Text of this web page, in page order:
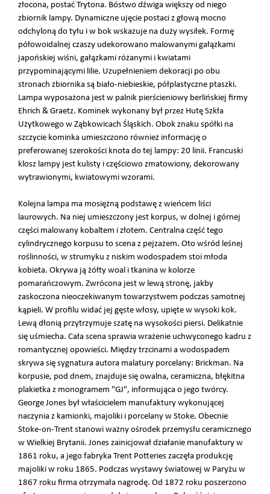
złocona, postać Trytona. Bóstwo dźwiga większy od niego
zbiornik lampy. Dynamiczne ujęcie postaci z głową mocno
odchyloną do tyłu i w bok wskazuje na duży wysiłek. Formę
półowoidalnej czaszy udekorowano malowanymi gałązkami
japońskiej wiśni, gałązkami różanymi i kwiatami
przypominającymi lilie. Uzupełnieniem dekoracji po obu
stronach zbiornika są biało-niebieskie, półplastyczne ptaszki.
Lampa wyposażona jest w palnik pierścieniowy berlińskiej firmy
Ehrich & Graetz. Kominek wykonany był przez Hutę Szkła
Użytkowego w Ząbkowicach Śląskich. Obok znaku spółki na
szczycie kominka umieszczono również informację o
preferowanej szerokości knota do tej lampy: 20 linii. Francuski
klosz lampy jest kulisty i częściowo zmatowiony, dekorowany
wytrawionymi, kwiatowymi wzorami.
Kolejna lampa ma mosiężną podstawę z wieńcem liści
laurowych. Na niej umieszczony jest korpus, w dolnej i górnej
części malowany kobaltem i złotem. Centralna część tego
cylindrycznego korpusu to scena z pejzażem. Oto wśród leśnej
roślinności, w strumyku z niskim wodospadem stoi młoda
kobieta. Okrywa ją żółty woal i tkanina w kolorze
pomarańczowym. Zwrócona jest w lewą stronę, jakby
zaskoczona nieoczekiwanym towarzystwem podczas samotnej
kąpieli. W profilu widać jej gęste włosy, upięte w wysoki kok.
Lewą dłonią przytrzymuje szatę na wysokości piersi. Delikatnie
się uśmiecha. Cała scena sprawia wrażenie uchwyconego kadru z
romantycznej opowieści. Między trzcinami a wodospadem
skrywa się sygnatura autora malatury porcelany: Brickman. Na
korpusie, pod dnem, znajduje się owalna, ceramiczna, błękitna
plakietka z monogramem "GJ", informująca o jego twórcy.
George Jones był właścicielem manufaktury wykonującej
naczynia z kamionki, majoliki i porcelany w Stoke. Obecnie
Stoke-on-Trent stanowi ważny ośrodek przemysłu ceramicznego
w Wielkiej Brytanii. Jones zainicjował działanie manufaktury w
1861 roku, a jego fabryka Trent Potteries zaczęła produkcję
majoliki w roku 1865. Podczas wystawy światowej w Paryżu w
1867 roku firma otrzymała nagrodę. Od 1872 roku poszerzono